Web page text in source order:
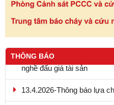
THÔNG BÁO
13.4.2026-Thông báo lựa
4.6.2026 - Thông báo mời